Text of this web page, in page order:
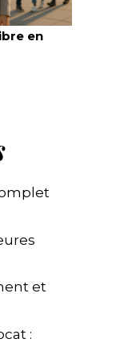
en
et
: